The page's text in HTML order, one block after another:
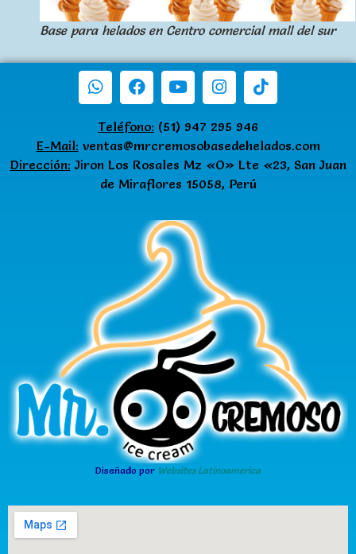
Base para helados en Centro comercial mall del sur
Teléfono: (51) 947 295 946
E-Mail: ventas@mrcremosobasedehelados.com
Dirección: Jiron Los Rosales Mz «O» Lte «23, San Juan
de Miraflores 15058, Perú
Diseñado por Websites Latinoamerica